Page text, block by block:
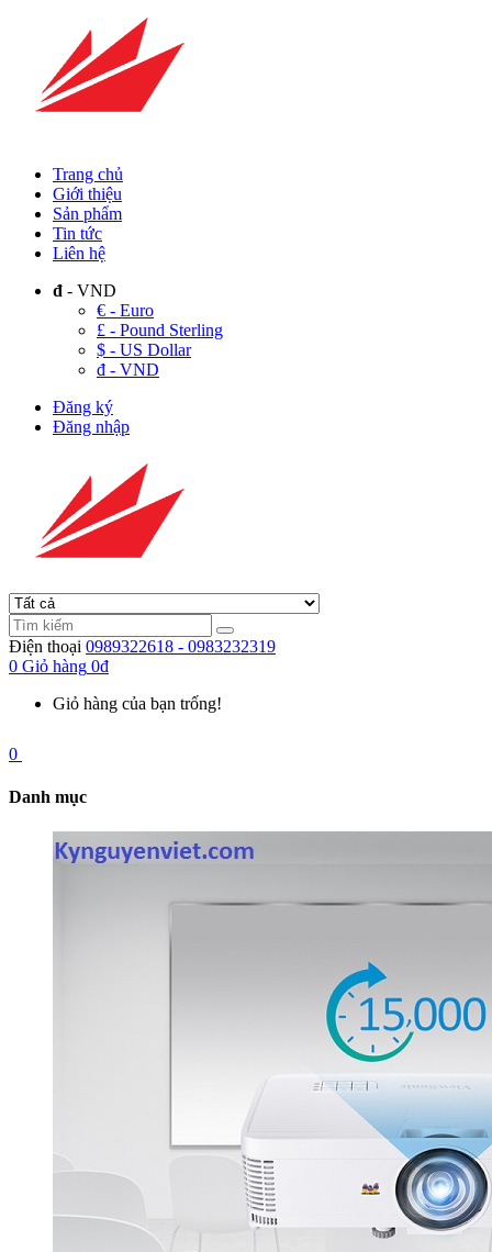
Trang chủ
Giới thiệu
Sản phẩm
Tin tức
Liên hệ
đ - VND
€ - Euro
£ - Pound Sterling
$ - US Dollar
đ - VND
Đăng ký
Đăng nhập
Điện thoại 0989322618 - 0983232319
0 Giỏ hàng 0đ
Giỏ hàng của bạn trống!
0
Danh mục